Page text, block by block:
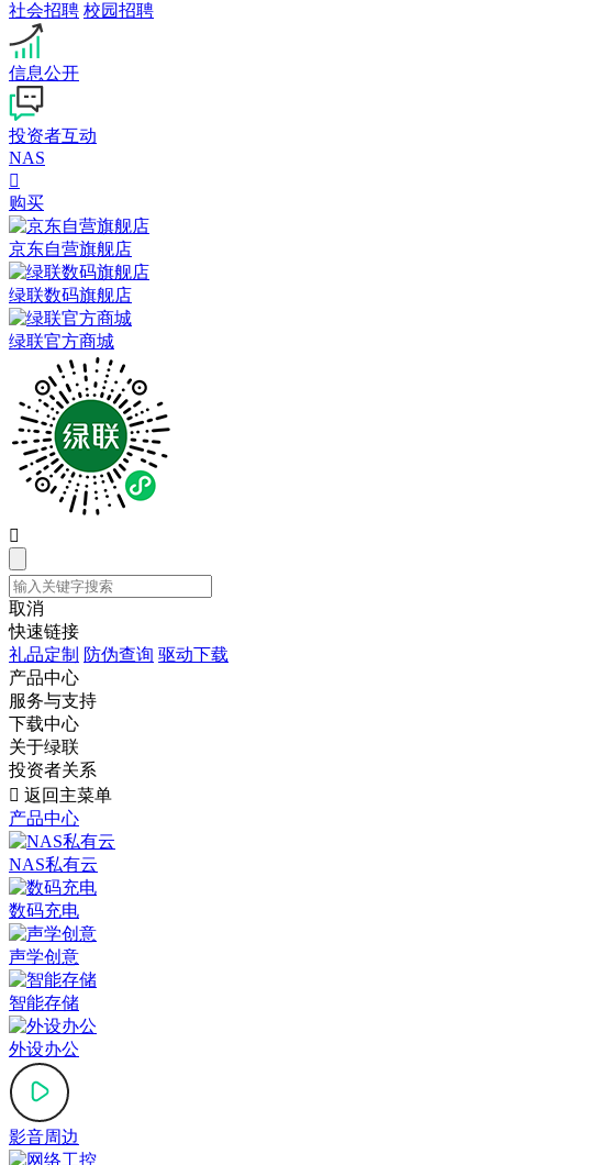
社会招聘 校园招聘
信息公开
投资者互动
NAS

购买
京东自营旗舰店
绿联数码旗舰店
绿联官方商城

取消
快速链接
礼品定制 防伪查询 驱动下载
产品中心
服务与支持
下载中心
关于绿联
投资者关系
 返回主菜单
产品中心
NAS私有云
数码充电
声学创意
智能存储
外设办公
影音周边